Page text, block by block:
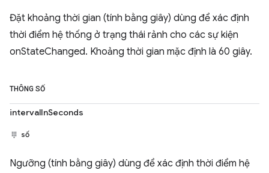
Đặt khoảng thời gian (tính bằng giây) dùng để xác định
thời điểm hệ thống ở trạng thái rảnh cho các sự kiện
onStateChanged. Khoảng thời gian mặc định là 60 giây.
THÔNG SỐ
intervalInSeconds
số
Ngưỡng (tính bằng giây) dùng để xác định thời điểm hệ